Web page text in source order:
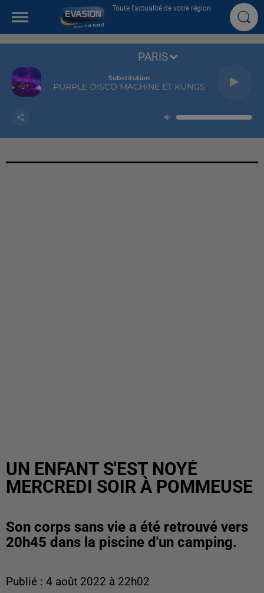
Toute l'actualité de votre région
Substitution
PURPLE DISCO MACHINE ET KUNGS
PARIS
UN ENFANT S'EST NOYÉ
MERCREDI SOIR À POMMEUSE
Son corps sans vie a été retrouvé vers
20h45 dans la piscine d'un camping.
Publié : 4 août 2022 à 22h02